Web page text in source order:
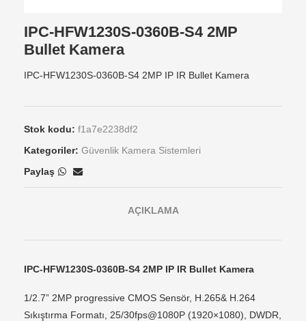
IPC-HFW1230S-0360B-S4 2MP
Bullet Kamera
IPC-HFW1230S-0360B-S4 2MP IP IR Bullet Kamera
Stok kodu: f1a7e2238df2
Kategoriler: Güvenlik Kamera Sistemleri
Paylaş
AÇIKLAMA
IPC-HFW1230S-0360B-S4 2MP IP IR Bullet Kamera
1/2.7” 2MP progressive CMOS Sensör, H.265& H.264
Sıkıştırma Formatı, 25/30fps@1080P (1920×1080), DWDR,